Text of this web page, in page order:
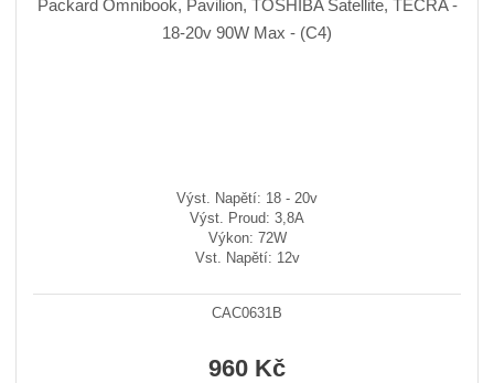
Výst. Napětí: 18 - 20v
Výst. Proud: 3,8A
Výkon: 72W
Vst. Napětí: 12v
CAC0631B
960 Kč